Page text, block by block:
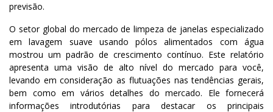
previsão.
O setor global do mercado de limpeza de janelas especializado
em lavagem suave usando pólos alimentados com água
mostrou um padrão de crescimento contínuo. Este relatório
apresenta uma visão de alto nível do mercado para você,
levando em consideração as flutuações nas tendências gerais,
bem como em vários detalhes do mercado. Ele fornecerá
informações introdutórias para destacar os principais